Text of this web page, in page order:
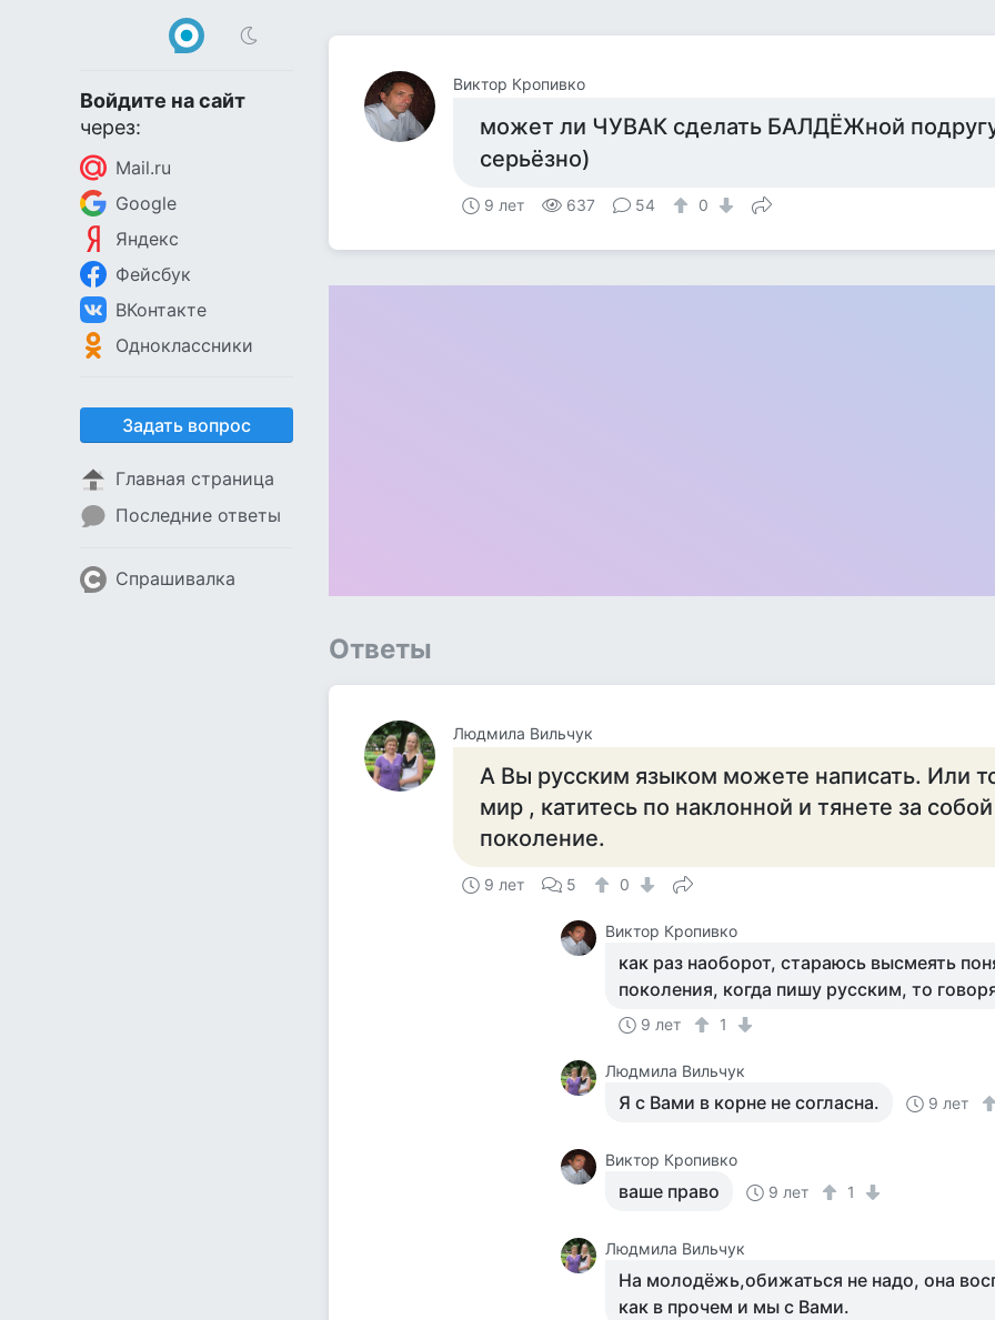
Войдите на сайт
через:
Mail.ru
Google
Яндекс
Фейсбук
ВКонтакте
Одноклассники
Задать вопрос
Главная страница
Последние ответы
Спрашивалка
Виктор Кропивко
может ли ЧУВАК сделать БАЛДЁЖной
серьёзно)
9 лет 637 54 0
Ответы
Людмила Вильчук
А Вы русским языком можете написать. Или
мир , катитесь по наклонной и тянете за
поколение.
9 лет 5 0
Виктор Кропивко
как раз наоборот, стараюсь высмеять
поколения, когда пишу русским, то
9 лет 1
Людмила Вильчук
Я с Вами в корне не согласна. 9 лет
Виктор Кропивко
ваше право 9 лет 1
Людмила Вильчук
На молодёжь,обижаться не надо, она
как в прочем и мы с Вами.